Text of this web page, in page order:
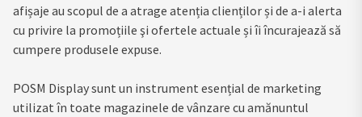
afișaje au scopul de a atrage atenția clienților și de a-i alerta
cu privire la promoțiile şi ofertele actuale și îi încurajează să
cumpere produsele expuse.
POSM Display sunt un instrument esențial de marketing
utilizat în toate magazinele de vânzare cu amănuntul